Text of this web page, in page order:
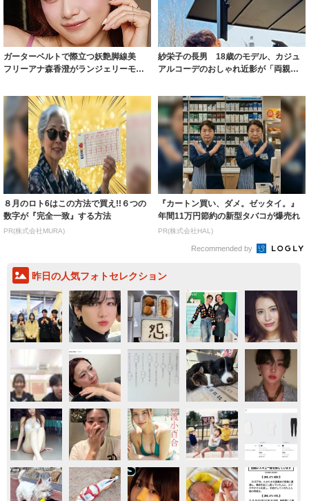
ガーターベルトで際立つ妖艶脚線美
フリーアナ森香澄がランジェリーモデ
紗栄子の長男 18歳のモデル、カジュ
アルコーデのおしゃれ近影が「両親の
８月のロト6はこの方法で買え!!６つの
数字が『完全一致』する方法
PR(株式会社MURA)
『カートン買い、ダメ。ゼッタイ。』
年間11万円節約の新型タバコが爆売れ
PR(株式会社HAL)
Recommended by
昨日の人気フォトセレクション